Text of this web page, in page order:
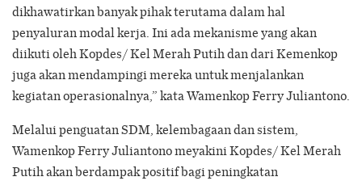
dikhawatirkan banyak pihak terutama dalam hal
penyaluran modal kerja. Ini ada mekanisme yang akan
diikuti oleh Kopdes/ Kel Merah Putih dan dari Kemenkop
juga akan mendampingi mereka untuk menjalankan
kegiatan operasionalnya,” kata Wamenkop Ferry Juliantono.
Melalui penguatan SDM, kelembagaan dan sistem,
Wamenkop Ferry Juliantono meyakini Kopdes/ Kel Merah
Putih akan berdampak positif bagi peningkatan